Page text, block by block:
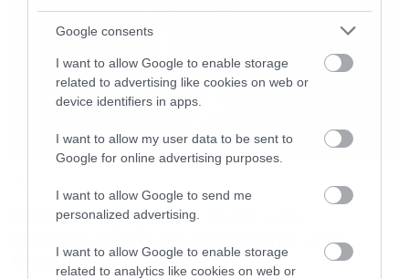
Google consents
I want to allow Google to enable storage
related to advertising like cookies on web or
device identifiers in apps.
I want to allow my user data to be sent to
Google for online advertising purposes.
I want to allow Google to send me
personalized advertising.
I want to allow Google to enable storage
related to analytics like cookies on web or
Metallica, Queen, Cure και
πολλές μεγάλες συναυλίες στο
Cinobo!